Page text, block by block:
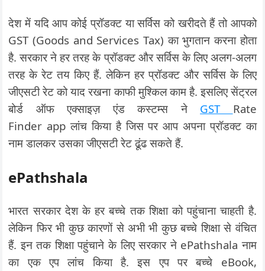
देश में यदि आप कोई प्रॉडक्ट या सर्विस को खरीदते हैं तो आपको
GST (Goods and Services Tax) का भुगतान करना होता
है. सरकार ने हर तरह के प्रॉडक्ट और सर्विस के लिए अलग-अलग
तरह के रेट तय किए हैं. लेकिन हर प्रॉडक्ट और सर्विस के लिए
जीएसटी रेट को याद रखना काफी मुश्किल काम है. इसलिए सेंट्रल
बोर्ड ऑफ एक्साइज़ एंड कस्टम्स ने GST Rate
Finder app लांच किया है जिस पर आप अपना प्रॉडक्ट का
नाम डालकर उसका जीएसटी रेट ढूंढ सकते हैं.
ePathshala
भारत सरकार देश के हर बच्चे तक शिक्षा को पहुंचाना चाहती है.
लेकिन फिर भी कुछ कारणों से अभी भी कुछ बच्चे शिक्षा से वंचित
हैं. इन तक शिक्षा पहुंचाने के लिए सरकार ने ePathshala नाम
का एक एप लांच किया है. इस एप पर बच्चे eBook,